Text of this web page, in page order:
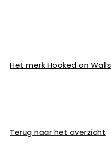
Het merk Hooked on Walls
Terug naar het overzicht